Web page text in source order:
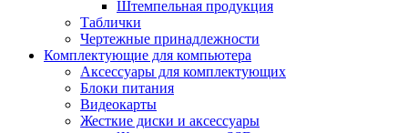
Штемпельная продукция
Таблички
Чертежные принадлежности
Комплектующие для компьютера
Аксессуары для комплектующих
Блоки питания
Видеокарты
Жесткие диски и аксессуары